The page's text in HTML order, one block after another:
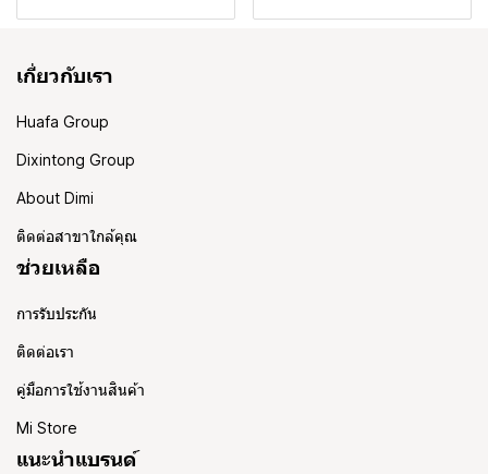
เกี่ยวกับเรา
Huafa Group
Dixintong Group
About Dimi
ติดต่อสาขาใกล้คุณ
ช่วยเหลือ
การรับประกัน
ติดต่อเรา
คู่มือการใช้งานสินค้า
Mi Store
แนะนำแบรนด์